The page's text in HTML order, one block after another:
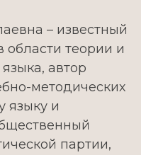
– известный
области теории и
автор
методических
языку и
партии,